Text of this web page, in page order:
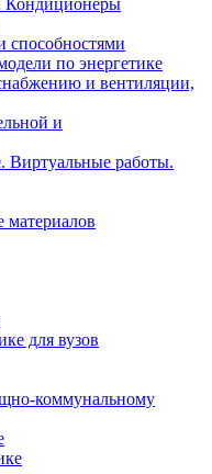
Кондиционеры
способностями
по энергетике
и вентиляции,
и
Виртуальные работы.
материалов
для вузов
коммунальному